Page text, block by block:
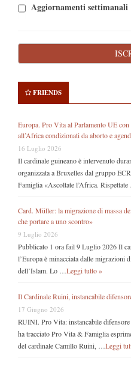
Aggiornamenti settimanali
FRIENDS
Europa. Pro Vita al Parlamento UE
all’Africa condizionati da aborto e
16 Luglio 2026
Il cardinale guineano è intervenuto
organizzata a Bruxelles dal gruppo
Famiglia «Ascoltate l’Africa.
Card. Müller: la migrazione di massa
che portare a uno scontro»
9 Luglio 2026
Pubblicato 1 ora fail 9 Luglio 2026 Il
l’Europa è minacciata dalle migrazioni
dell’Islam. Lo …Leggi tutto »
Il Cardinale Ruini, instancabile
17 Giugno 2026
RUINI. Pro Vita: instancabile
ha tracciato Pro Vita & Famiglia
del cardinale Camillo Ruini, …Leggi